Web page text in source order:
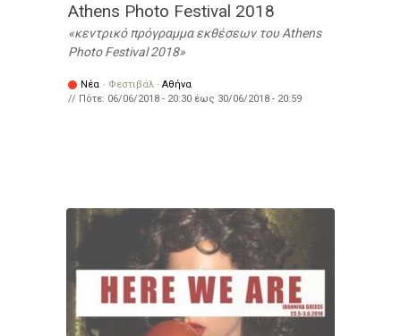
Athens Photo Festival 2018
κεντρικό πρόγραμμα εκθέσεων του Athens
Photo Festival 2018
Νέα · Φεστιβάλ · Αθήνα
// Πότε: 06/06/2018 - 20:30 έως 30/06/2018 - 20:59